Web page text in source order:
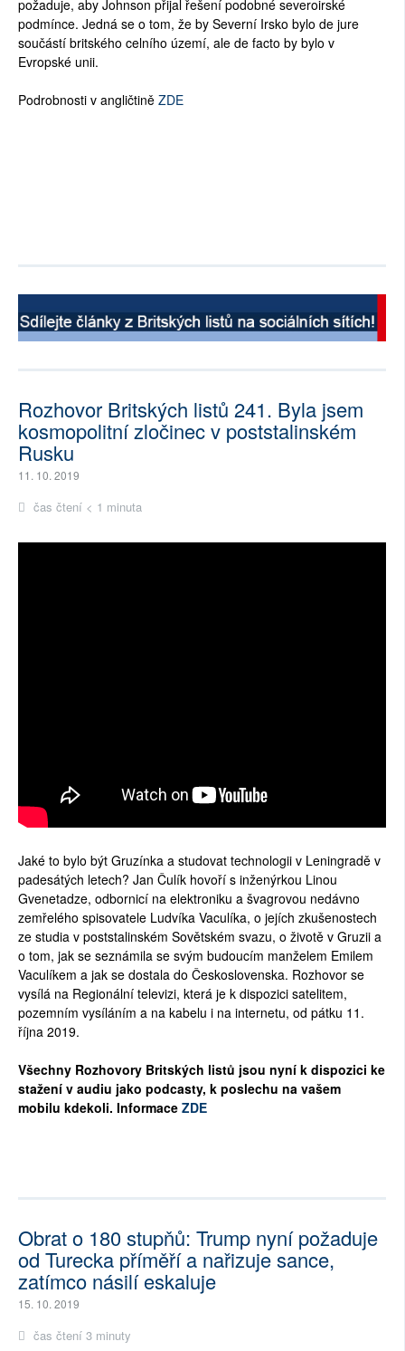
požaduje, aby Johnson přijal řešení podobné severoirské
podmínce. Jedná se o tom, že by Severní Irsko bylo de jure
součástí britského celního území, ale de facto by bylo v
Evropské unii.
Podrobnosti v angličtině ZDE
Rozhovor Britských listů 241. Byla jsem
kosmopolitní zločinec v poststalinském
Rusku
11. 10. 2019
čas čtení < 1 minuta
Jaké to bylo být Gruzínka a studovat technologii v Leningradě v
padesátých letech? Jan Čulík hovoří s inženýrkou Linou
Gvenetadze, odbornicí na elektroniku a švagrovou nedávno
zemřelého spisovatele Ludvíka Vaculíka, o jejích zkušenostech
ze studia v poststalinském Sovětském svazu, o životě v Gruzii a
o tom, jak se seznámila se svým budoucím manželem Emilem
Vaculíkem a jak se dostala do Československa. Rozhovor se
vysílá na Regionální televizi, která je k dispozici satelitem,
pozemním vysíláním a na kabelu i na internetu, od pátku 11.
října 2019.
Všechny Rozhovory Britských listů jsou nyní k dispozici ke
stažení v audiu jako podcasty, k poslechu na vašem
mobilu kdekoli. Informace ZDE
Obrat o 180 stupňů: Trump nyní požaduje
od Turecka příměří a nařizuje sance,
zatímco násilí eskaluje
15. 10. 2019
čas čtení 3 minuty